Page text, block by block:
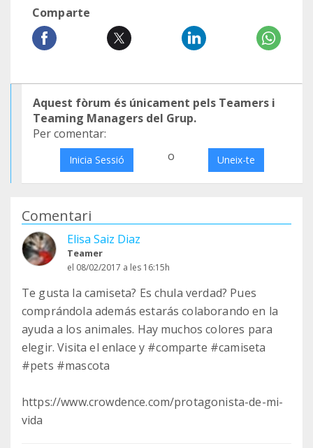
Comparte
Aquest fòrum és únicament pels Teamers i
Teaming Managers del Grup.
Per comentar:
Inicia Sessió o Uneix-te
Comentari
Elisa Saiz Diaz
Teamer
el 08/02/2017 a les 16:15h
Te gusta la camiseta? Es chula verdad? Pues
comprándola además estarás colaborando en la
ayuda a los animales. Hay muchos colores para
elegir. Visita el enlace y #comparte #camiseta
#pets #mascota
https://www.crowdence.com/protagonista-de-mi-
vida